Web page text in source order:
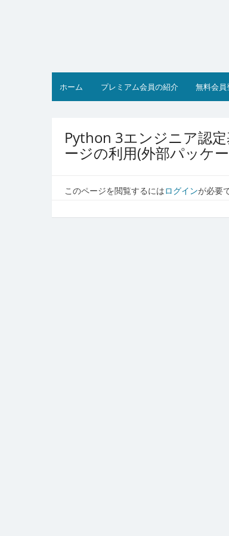
ホーム プレミアム会員の紹介 無料会員
Python 3エンジニア認
ージの利用(外部パッケ
このページを閲覧するにはログインが必要